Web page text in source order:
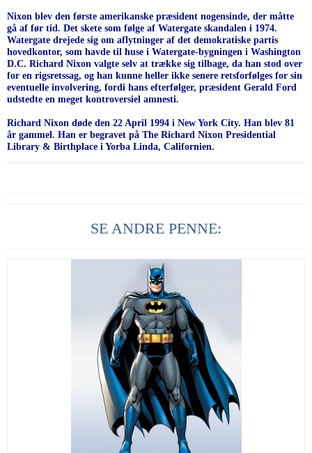
Nixon blev den første amerikanske præsident nogensinde, der måtte
gå af før tid. Det skete som følge af Watergate skandalen i 1974.
Watergate drejede sig om aflytninger af det demokratiske partis
hovedkontor, som havde til huse i Watergate-bygningen i Washington
D.C. Richard Nixon valgte selv at trække sig tilbage, da han stod over
for en rigsretssag, og han kunne heller ikke senere retsforfølges for sin
eventuelle involvering, fordi hans efterfølger, præsident Gerald Ford
udstedte en meget kontroversiel amnesti.
Richard Nixon døde den 22 April 1994 i New York City. Han blev 81
år gammel. Han er begravet på The Richard Nixon Presidential
Library & Birthplace i Yorba Linda, Californien.
SE ANDRE PENNE: